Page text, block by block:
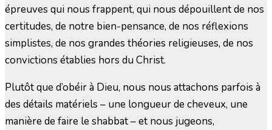
épreuves qui nous frappent, qui nous dépouillent de nos
certitudes, de notre bien-pensance, de nos réflexions
simplistes, de nos grandes théories religieuses, de nos
convictions établies hors du Christ.
Plutôt que d’obéir à Dieu, nous nous attachons parfois à
des détails matériels – une longueur de cheveux, une
manière de faire le shabbat – et nous jugeons,